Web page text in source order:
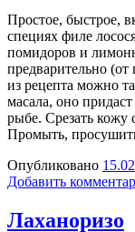
Простое, быстрое,
специях филе
помидоров и
предварительно
из рецепта можно
масала, оно
рыбе. Срезать кожу
Промыть,
Опубликовано
Добавить
Лаханоризо